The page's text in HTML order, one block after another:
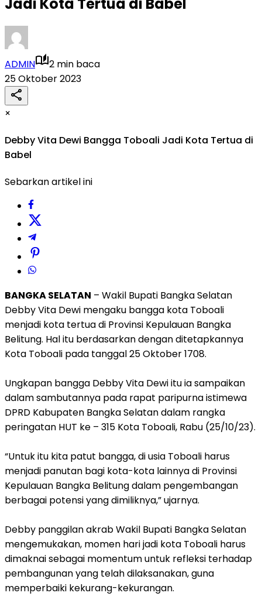
ADMIN
2 min baca
25 Oktober 2023
×
Debby Vita Dewi Bangga Toboali Jadi Kota Tertua di
Babel
Sebarkan artikel ini
BANGKA SELATAN – Wakil Bupati Bangka Selatan
Debby Vita Dewi mengaku bangga kota Toboali
menjadi kota tertua di Provinsi Kepulauan Bangka
Belitung. Hal itu berdasarkan dengan ditetapkannya
Kota Toboali pada tanggal 25 Oktober 1708.
Ungkapan bangga Debby Vita Dewi itu ia sampaikan
dalam sambutannya pada rapat paripurna istimewa
DPRD Kabupaten Bangka Selatan dalam rangka
peringatan HUT ke – 315 Kota Toboali, Rabu (25/10/23).
“Untuk itu kita patut bangga, di usia Toboali harus
menjadi panutan bagi kota-kota lainnya di Provinsi
Kepulauan Bangka Belitung dalam pengembangan
berbagai potensi yang dimiliknya,” ujarnya.
Debby panggilan akrab Wakil Bupati Bangka Selatan
mengemukakan, momen hari jadi kota Toboali harus
dimaknai sebagai momentum untuk refleksi terhadap
pembangunan yang telah dilaksanakan, guna
memperbaiki kekurang-kekurangan.